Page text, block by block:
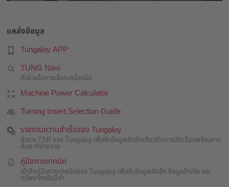
แหล่งข้อมูล
Tungaloy APP
TUNG Navi
ตัวช่วยในการเลือกเครื่องมือ
Machine Power Calculator
Turning Insert Selection Guide
รายงานความสำเร็จของ Tungaloy
สำรวจ TSR ของ Tungaloy เพื่อรับข้อมูลเชิงลึกเกี่ยวกับการตัดเฉือนพร้อมการ
ค้นหาที่ง่ายดาย
คู่มือทางเทคนิค
เข้าถึงคู่มือทางเทคนิคของ Tungaloy เพื่อรับข้อมูลเชิงลึก ข้อมูลอ้างอิง และ
ทรัพยากรอันมีค่า